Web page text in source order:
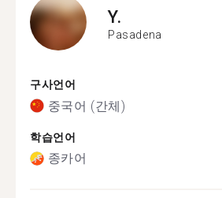
Y.
Pasadena
구사언어
중국어 (간체)
학습언어
종카어